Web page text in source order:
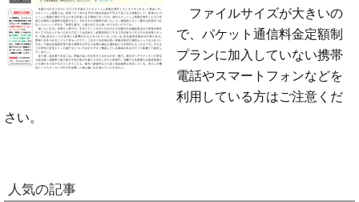
ファイルサイズが大きいの
で、パケット通信料金定額制
プランに加入していない携帯
電話やスマートフォンなどを
利用している方はご注意くだ
さい。
人気の記事